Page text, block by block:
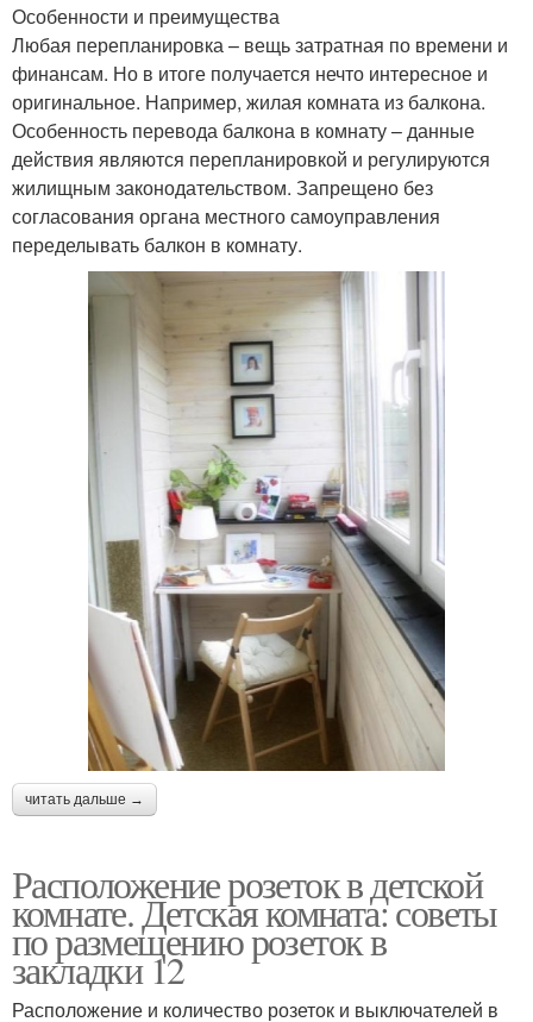
Особенности и преимущества
Любая перепланировка – вещь затратная по времени и
финансам. Но в итоге получается нечто интересное и
оригинальное. Например, жилая комната из балкона.
Особенность перевода балкона в комнату – данные
действия являются перепланировкой и регулируются
жилищным законодательством. Запрещено без
согласования органа местного самоуправления
переделывать балкон в комнату.
читать дальше →
Расположение розеток в детской
комнате. Детская комната: советы
по размещению розеток в
закладки 12
Расположение и количество розеток и выключателей в